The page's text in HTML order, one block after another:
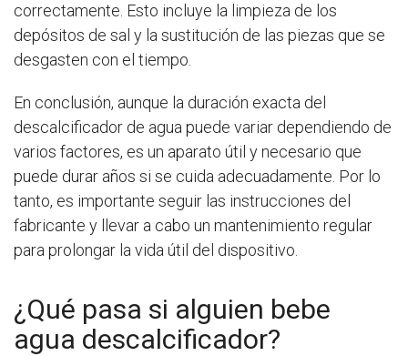
correctamente. Esto incluye la limpieza de los
depósitos de sal y la sustitución de las piezas que se
desgasten con el tiempo.
En conclusión, aunque la duración exacta del
descalcificador de agua puede variar dependiendo de
varios factores, es un aparato útil y necesario que
puede durar años si se cuida adecuadamente. Por lo
tanto, es importante seguir las instrucciones del
fabricante y llevar a cabo un mantenimiento regular
para prolongar la vida útil del dispositivo.
¿Qué pasa si alguien bebe
agua descalcificador?